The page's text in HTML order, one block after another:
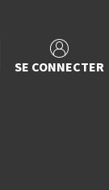
SE CONNECTER